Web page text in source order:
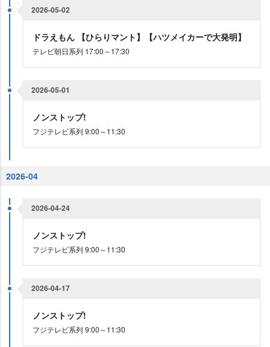
2026-05-02
ドラえもん 【ひらりマント】【ハツメイカーで大発明】
テレビ朝日系列 17:00～17:30
2026-05-01
ノンストップ!
フジテレビ系列 9:00～11:30
2026-04
2026-04-24
ノンストップ!
フジテレビ系列 9:00～11:30
2026-04-17
ノンストップ!
フジテレビ系列 9:00～11:30